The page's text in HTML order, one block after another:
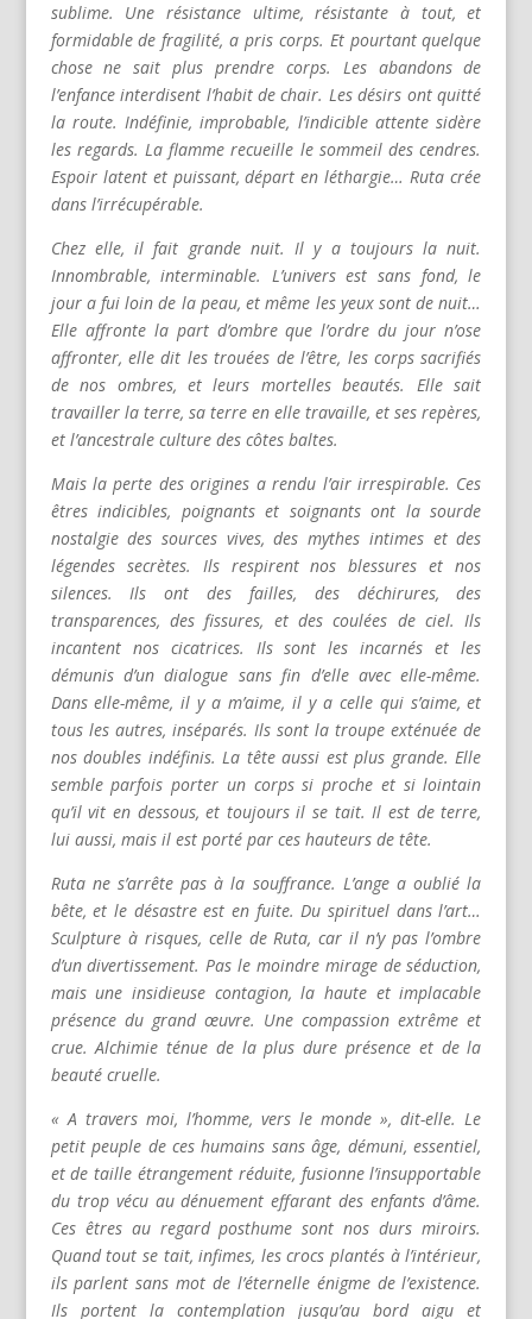
sublime. Une résistance ultime, résistante à tout, et
formidable de fragilité, a pris corps. Et pourtant quelque
chose ne sait plus prendre corps. Les abandons de
l’enfance interdisent l’habit de chair. Les désirs ont quitté
la route. Indéfinie, improbable, l’indicible attente sidère
les regards. La flamme recueille le sommeil des cendres.
Espoir latent et puissant, départ en léthargie… Ruta crée
dans l’irrécupérable.
Chez elle, il fait grande nuit. Il y a toujours la nuit.
Innombrable, interminable. L’univers est sans fond, le
jour a fui loin de la peau, et même les yeux sont de nuit…
Elle affronte la part d’ombre que l’ordre du jour n’ose
affronter, elle dit les trouées de l’être, les corps sacrifiés
de nos ombres, et leurs mortelles beautés. Elle sait
travailler la terre, sa terre en elle travaille, et ses repères,
et l’ancestrale culture des côtes baltes.
Mais la perte des origines a rendu l’air irrespirable. Ces
êtres indicibles, poignants et soignants ont la sourde
nostalgie des sources vives, des mythes intimes et des
légendes secrètes. Ils respirent nos blessures et nos
silences. Ils ont des failles, des déchirures, des
transparences, des fissures, et des coulées de ciel. Ils
incantent nos cicatrices. Ils sont les incarnés et les
démunis d’un dialogue sans fin d’elle avec elle-même.
Dans elle-même, il y a m’aime, il y a celle qui s’aime, et
tous les autres, inséparés. Ils sont la troupe exténuée de
nos doubles indéfinis. La tête aussi est plus grande. Elle
semble parfois porter un corps si proche et si lointain
qu’il vit en dessous, et toujours il se tait. Il est de terre,
lui aussi, mais il est porté par ces hauteurs de tête.
Ruta ne s’arrête pas à la souffrance. L’ange a oublié la
bête, et le désastre est en fuite. Du spirituel dans l’art…
Sculpture à risques, celle de Ruta, car il n’y pas l’ombre
d’un divertissement. Pas le moindre mirage de séduction,
mais une insidieuse contagion, la haute et implacable
présence du grand œuvre. Une compassion extrême et
crue. Alchimie ténue de la plus dure présence et de la
beauté cruelle.
« A travers moi, l’homme, vers le monde », dit-elle. Le
petit peuple de ces humains sans âge, démuni, essentiel,
et de taille étrangement réduite, fusionne l’insupportable
du trop vécu au dénuement effarant des enfants d’âme.
Ces êtres au regard posthume sont nos durs miroirs.
Quand tout se tait, infimes, les crocs plantés à l’intérieur,
ils parlent sans mot de l’éternelle énigme de l’existence.
Ils portent la contemplation jusqu’au bord aigu et